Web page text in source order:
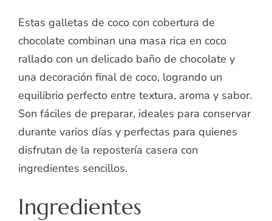
Estas galletas de coco con cobertura de
chocolate combinan una masa rica en coco
rallado con un delicado baño de chocolate y
una decoración final de coco, logrando un
equilibrio perfecto entre textura, aroma y sabor.
Son fáciles de preparar, ideales para conservar
durante varios días y perfectas para quienes
disfrutan de la repostería casera con
ingredientes sencillos.
Ingredientes